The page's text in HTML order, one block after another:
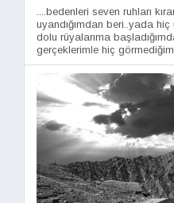
....bedenleri seven ruhları
uyandığımdan beri..yada
dolu rüyalarıma
gerçeklerimle hiç